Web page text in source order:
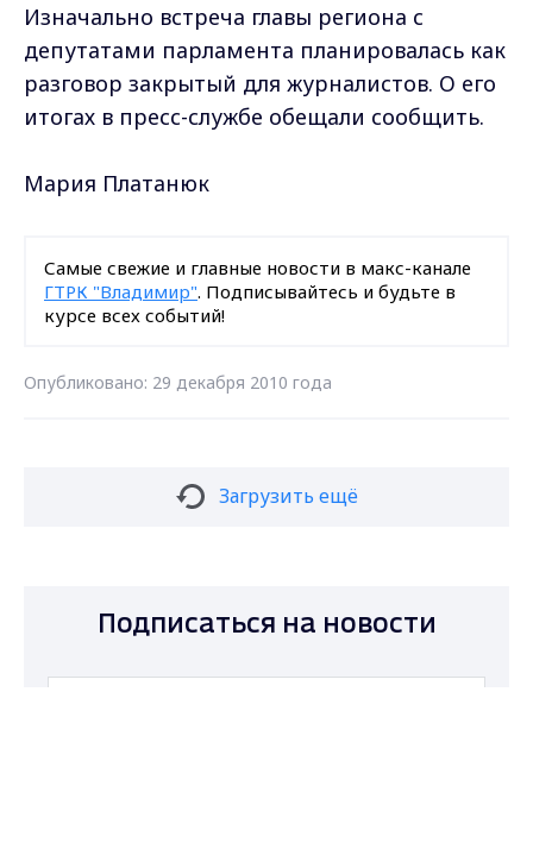
Изначально встреча главы региона с
депутатами парламента планировалась как
разговор закрытый для журналистов. О его
итогах в пресс-службе обещали сообщить.
Мария Платанюк
Самые свежие и главные новости в макс-канале
ГТРК "Владимир". Подписывайтесь и будьте в
курсе всех событий!
Опубликовано: 29 декабря 2010 года
Загрузить ещё
Подписаться на новости